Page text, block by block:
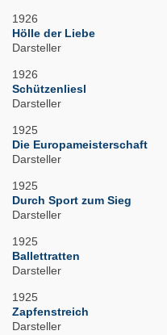
1926
Hölle der Liebe
Darsteller
1926
Schützenliesl
Darsteller
1925
Die Europameisterschaft
Darsteller
1925
Durch Sport zum Sieg
Darsteller
1925
Ballettratten
Darsteller
1925
Zapfenstreich
Darsteller